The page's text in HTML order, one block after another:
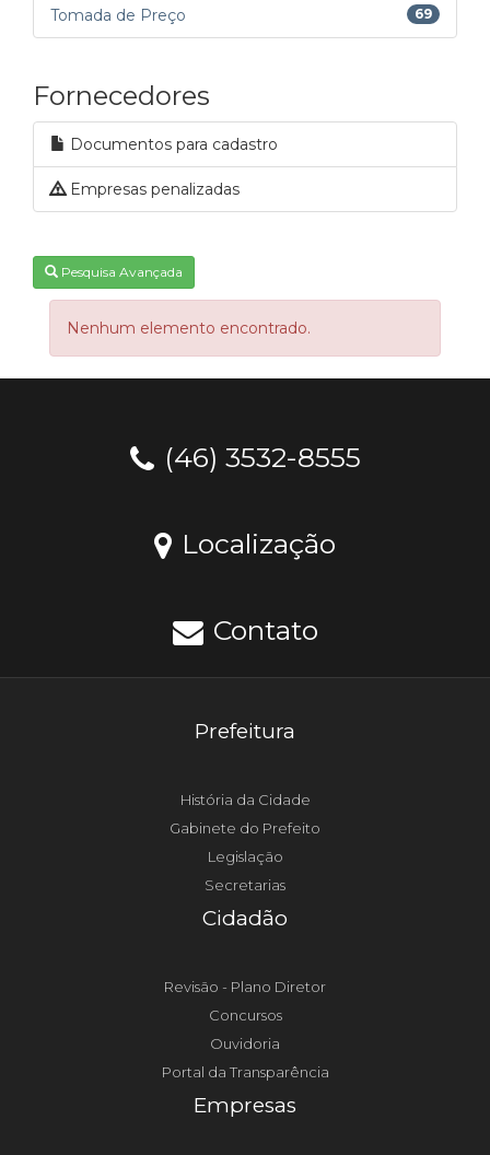
Tomada de Preço 69
Fornecedores
Documentos para cadastro
Empresas penalizadas
Pesquisa Avançada
Nenhum elemento encontrado.
(46) 3532-8555
Localização
Contato
Prefeitura
História da Cidade
Gabinete do Prefeito
Legislação
Secretarias
Cidadão
Revisão - Plano Diretor
Concursos
Ouvidoria
Portal da Transparência
Empresas